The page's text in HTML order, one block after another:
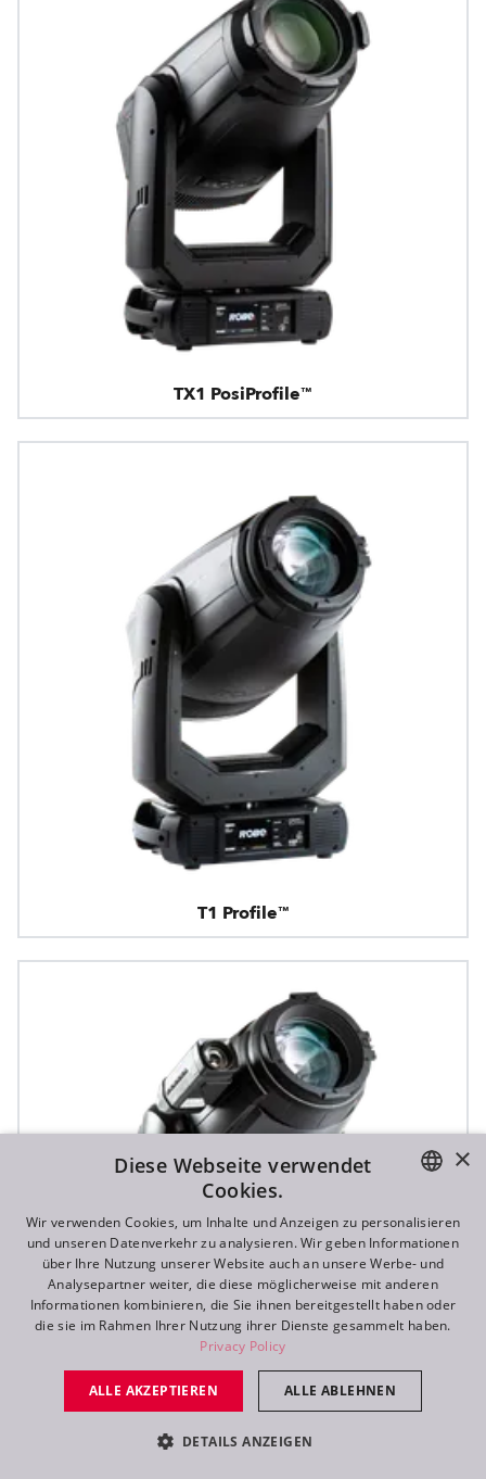
TX1 PosiProfile™
T1 Profile™
T1 Profile FS™
ENGLISH
FR
RU
×
Diese Webseite verwendet
Cookies.
Wir verwenden Cookies, um Inhalte und Anzeigen zu personalisieren
und unseren Datenverkehr zu analysieren. Wir geben Informationen
über Ihre Nutzung unserer Website auch an unsere Werbe- und
Analysepartner weiter, die diese möglicherweise mit anderen
Informationen kombinieren, die Sie ihnen bereitgestellt haben oder
die sie im Rahmen Ihrer Nutzung ihrer Dienste gesammelt haben.
Privacy Policy
ALLE AKZEPTIEREN ALLE ABLEHNEN
DETAILS ANZEIGEN